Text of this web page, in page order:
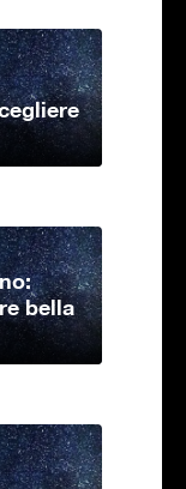
bella